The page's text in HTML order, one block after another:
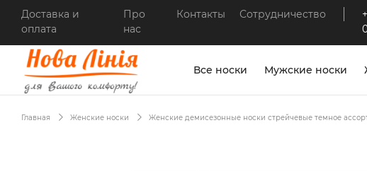
Доставка и
оплата
Про
нас
Контакты Сотрудничество
Все носки Мужские носки
Главная Женские носки Женские демисезонные носки стрейчевые темное